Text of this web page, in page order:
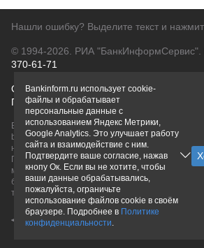
Нашли ошибку? Выделите текст и
© 1994-2026. РИА "БанкИнформСервис".
370-61-71
О проектеПолитика конфиденциальности
Правовая информацияДля
Вся информация о продуктах банков,
bankinform.ru, носит исключительно
не является публичной офертой,
ГК РФ. Информация не содержит точного и
может быть изменена. Конечные условия
банков или при личном обращении.
товарные знаки принадлежит их
Bankinform.ru использует cookie-
файлы и обрабатывает
персональные данные с
использованием Яндекс Метрики,
Google Analytics. Это улучшает работу
сайта и взаимодействие с ним.
Подтвердите ваше согласие, нажав
кнопу Ок. Если вы не хотите, чтобы
ваши данные обрабатывались,
пожалуйста, ограничьте
использование файлов cookie в своём
браузере. Подробнее в Политике
конфиденциальности.